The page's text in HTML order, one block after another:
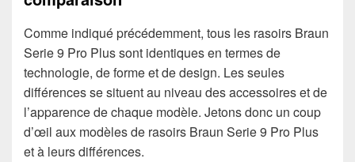
Comme indiqué précédemment, tous les rasoirs Braun
Serie 9 Pro Plus sont identiques en termes de
technologie, de forme et de design. Les seules
différences se situent au niveau des accessoires et de
l’apparence de chaque modèle. Jetons donc un coup
d’œil aux modèles de rasoirs Braun Serie 9 Pro Plus
et à leurs différences.